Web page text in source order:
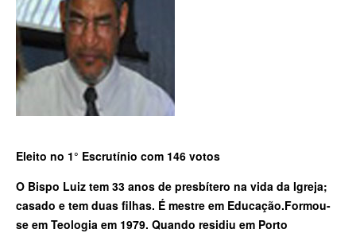
Eleito no 1° Escrutínio com 146 votos
O Bispo Luiz tem 33 anos de presbítero na vida da Igreja;
casado e tem duas filhas. É mestre em Educação.Formou-
se em Teologia em 1979. Quando residiu em Porto